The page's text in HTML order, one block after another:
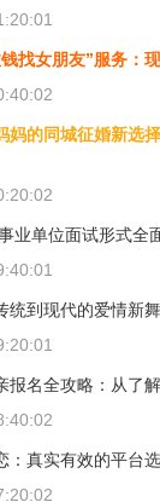
找女朋友”服务：
妈的同城征婚新选
业单位面试形式全
统到现代的爱情新
报名全攻略：从了
：真实有效的平台